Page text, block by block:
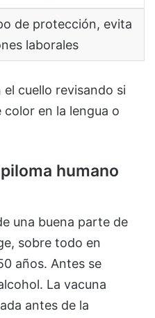
de protección, evita
laborales
cuello revisando si
en la lengua o
humano
una buena parte de
sobre todo en
años. Antes se
La vacuna
antes de la